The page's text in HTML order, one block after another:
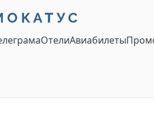
ОтелиАвиабилеты